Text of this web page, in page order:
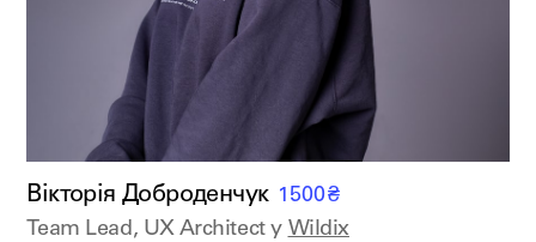
Вікторія Доброденчук 1500₴
Team Lead, UX Architect у Wildix